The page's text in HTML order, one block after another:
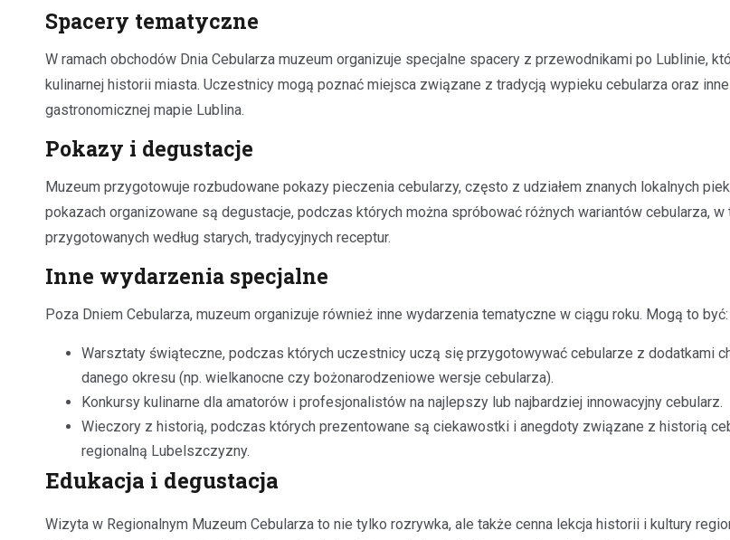
Spacery tematyczne
W ramach obchodów Dnia Cebularza muzeum organizuje specjalne spacery z przewodnikami po Lublinie,
kulinarnej historii miasta. Uczestnicy mogą poznać miejsca związane z tradycją wypieku cebularza oraz
gastronomicznej mapie Lublina.
Pokazy i degustacje
Muzeum przygotowuje rozbudowane pokazy pieczenia cebularzy, często z udziałem znanych lokalnych
pokazach organizowane są degustacje, podczas których można spróbować różnych wariantów cebularza, w
przygotowanych według starych, tradycyjnych receptur.
Inne wydarzenia specjalne
Poza Dniem Cebularza, muzeum organizuje również inne wydarzenia tematyczne w ciągu roku. Mogą to być:
Warsztaty świąteczne, podczas których uczestnicy uczą się przygotowywać cebularze z dodatkami
danego okresu (np. wielkanocne czy bożonarodzeniowe wersje cebularza).
Konkursy kulinarne dla amatorów i profesjonalistów na najlepszy lub najbardziej innowacyjny cebularz.
Wieczory z historią, podczas których prezentowane są ciekawostki i anegdoty związane z historią
regionalną Lubelszczyzny.
Edukacja i degustacja
Wizyta w Regionalnym Muzeum Cebularza to nie tylko rozrywka, ale także cenna lekcja historii i kultury